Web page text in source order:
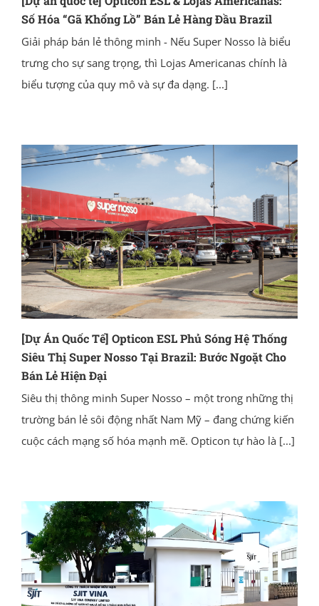
Số Hóa “Gã Khổng Lồ” Bán Lẻ Hàng Đầu Brazil
Giải pháp bán lẻ thông minh - Nếu Super Nosso là biểu
trưng cho sự sang trọng, thì Lojas Americanas chính là
biểu tượng của quy mô và sự đa dạng. [...]
[Dự Án Quốc Tế] Opticon ESL Phủ Sóng Hệ Thống
Siêu Thị Super Nosso Tại Brazil: Bước Ngoặt Cho
Bán Lẻ Hiện Đại
Siêu thị thông minh Super Nosso – một trong những thị
trường bán lẻ sôi động nhất Nam Mỹ – đang chứng kiến
cuộc cách mạng số hóa mạnh mẽ. Opticon tự hào là [...]